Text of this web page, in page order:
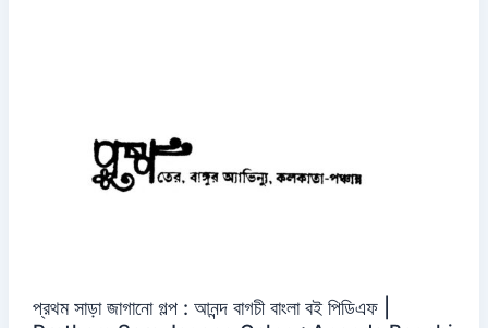
প্রথম সাড়া জাগানো গল্প : আনন্দ বাগচী বাংলা বই পিডিএফ |